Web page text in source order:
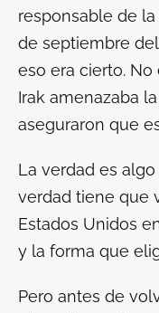
responsable de la
de septiembre
eso era cierto.
Irak amenazaba
aseguraron que
La verdad es
verdad tiene que
Estados Unidos
y la forma que
Pero antes de